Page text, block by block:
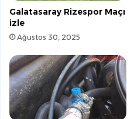
Galatasaray Rizespor Maçı
izle
Ağustos 30, 2025